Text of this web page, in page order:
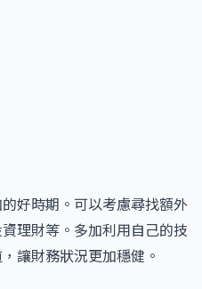
好時期。可以考慮尋找額外
理財等。多加利用自己的技
讓財務狀況更加穩健。